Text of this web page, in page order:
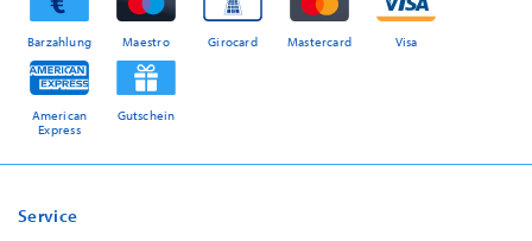
Barzahlung Maestro Girocard Mastercard Visa
American
Express
Gutschein
Service